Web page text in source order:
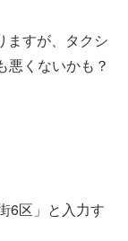
ますが、タクシ
悪くないかも？
6区」と入力す